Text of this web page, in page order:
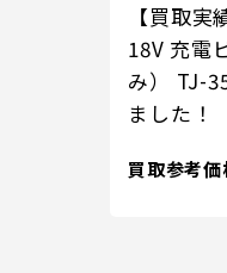
【買取実
18V 充電
み） TJ-
ました！
買取参考価